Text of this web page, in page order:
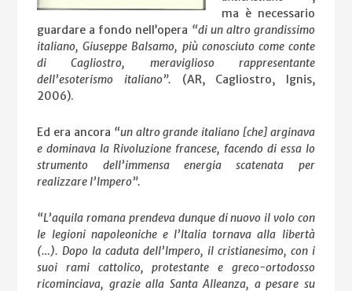
ma è necessario
guardare a fondo nell’opera “di un altro grandissimo
italiano, Giuseppe Balsamo, più conosciuto come conte
di Cagliostro, meraviglioso rappresentante
dell’esoterismo italiano”. (AR, Cagliostro, Ignis,
2006).
Ed era ancora “un altro grande italiano [che] arginava
e dominava la Rivoluzione francese, facendo di essa lo
strumento dell’immensa energia scatenata per
realizzare l’Impero”.
“L’aquila romana prendeva dunque di nuovo il volo con
le legioni napoleoniche e l’Italia tornava alla libertà
(…). Dopo la caduta dell’Impero, il cristianesimo, con i
suoi rami cattolico, protestante e greco-ortodosso
ricominciava, grazie alla Santa Alleanza, a pesare su